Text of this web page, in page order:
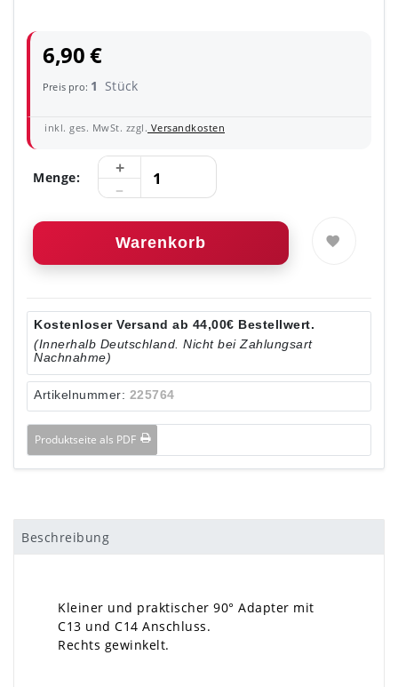
6,90 €
Preis pro: 1 Stück
inkl. ges. MwSt. zzgl. Versandkosten
Menge:
Warenkorb
Kostenloser Versand ab 44,00€ Bestellwert.
(Innerhalb Deutschland. Nicht bei Zahlungsart
Nachnahme)
Artikelnummer: 225764
Produktseite als PDF
Beschreibung
Kleiner und praktischer 90° Adapter mit
C13 und C14 Anschluss.
Rechts gewinkelt.